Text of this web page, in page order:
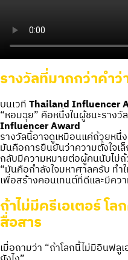
รางวัลที่มากกว่าคำว่
บนเวทีThailand Influencer
“หอมฉุย” คือหนึ่งในผู้ชนะรางวัล
Influencer Award
รางวัลนี้อาจดูเหมือนแค่ถ้วยหนึ่
มันคือการยืนยันว่าความตั้งใจเ
กลับมีความหมายต่อผู้คนนับไม่
“มันคือกำลังใจมหาศาลครับ ท
เพื่อสร้างคอนเทนต์ที่ดีและมีคว
ถ้าไม่มีครีเอเตอร์ โ
สื่อสาร
เมื่อถามว่า “ถ้าโลกนี้ไม่มีอินฟลู